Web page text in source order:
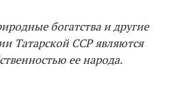
богатства и другие
Татарской ССР являются
ее народа.